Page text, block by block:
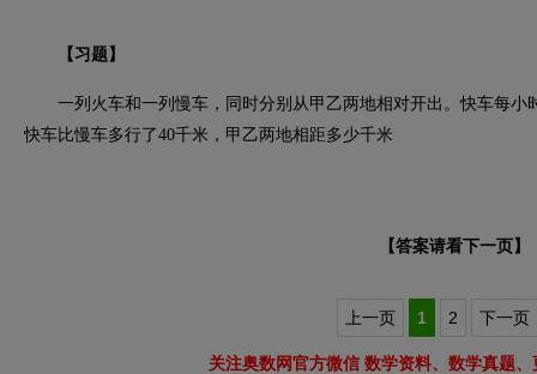
【习题】
一列火车和一列慢车，同时分别从甲乙两地相对开出。快车每小
快车比慢车多行了40千米，甲乙两地相距多少千米
【答案请看下一页】
上一页 1 2 下一页
关注奥数网官方微信 数学资料、数学真题